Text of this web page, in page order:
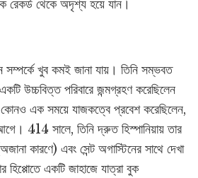
রেকর্ড থেকে অদৃশ্য হয়ে যান।
সম্পর্কে খুব কমই জানা যায়। তিনি সম্ভবত
উচ্চবিত্ত পরিবারে জন্মগ্রহণ করেছিলেন
এক সময়ে যাজকত্বে প্রবেশ করেছিলেন,
414 সালে, তিনি দ্রুত হিস্পানিয়ায় তার
কারণে) এবং সেন্ট অগাস্টিনের সাথে দেখা
একটি জাহাজে যাত্রা বুক